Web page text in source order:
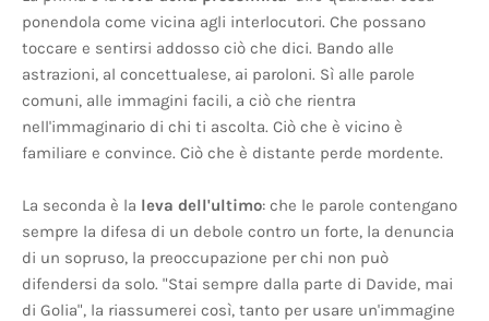
ponendola come vicina agli interlocutori. Che possano
toccare e sentirsi addosso ciò che dici. Bando alle
astrazioni, al concettualese, ai paroloni. Sì alle parole
comuni, alle immagini facili, a ciò che rientra
nell'immaginario di chi ti ascolta. Ciò che è vicino è
familiare e convince. Ciò che è distante perde mordente.
La seconda è la leva dell'ultimo: che le parole contengano
sempre la difesa di un debole contro un forte, la denuncia
di un sopruso, la preoccupazione per chi non può
difendersi da solo. "Stai sempre dalla parte di Davide, mai
di Golia", la riassumerei così, tanto per usare un'immagine